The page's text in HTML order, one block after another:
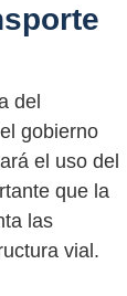
del
gobierno
el uso del
que la
las
vial.